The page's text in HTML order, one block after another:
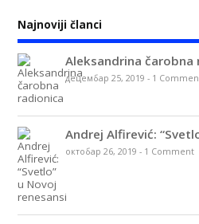
Najnoviji članci
Aleksandrina čarobna
децембар 25, 2019 - 1
Andrej Alfirević:
октобар 26, 2019 - 1 Comment